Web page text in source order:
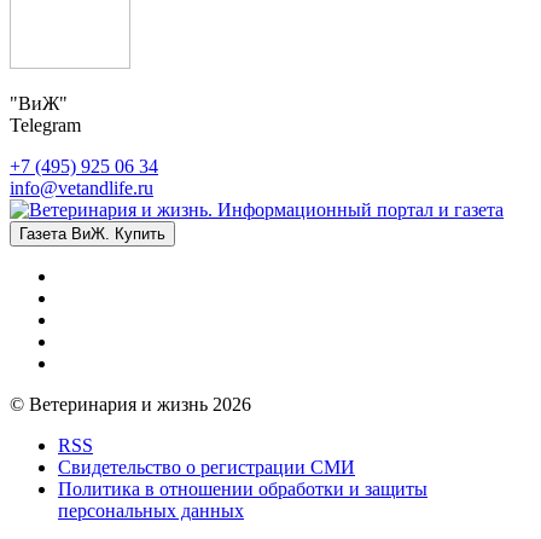
"ВиЖ"
Telegram
+7 (495) 925 06 34
info@vetandlife.ru
Газета ВиЖ. Купить
© Ветеринария и жизнь 2026
RSS
Свидетельство о регистрации СМИ
Политика в отношении обработки и защиты
персональных данных